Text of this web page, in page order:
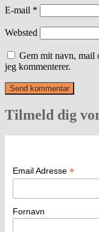
E-mail *
Websted
Gem mit navn, mail
jeg kommenterer.
Tilmeld dig
Email Adresse *
Fornavn